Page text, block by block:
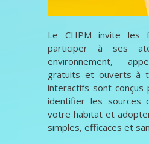
Le CHPM invite les
participer à ses
environnement,
gratuits et ouverts à
interactifs sont conçus
identifier les sources
votre habitat et
simples, efficaces et